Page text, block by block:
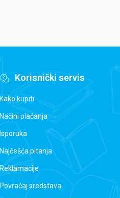
Korisnički servis
Kako kupiti
Načini plaćanja
Isporuka
Najčešća pitanja
Reklamacije
Povraćaj sredstava